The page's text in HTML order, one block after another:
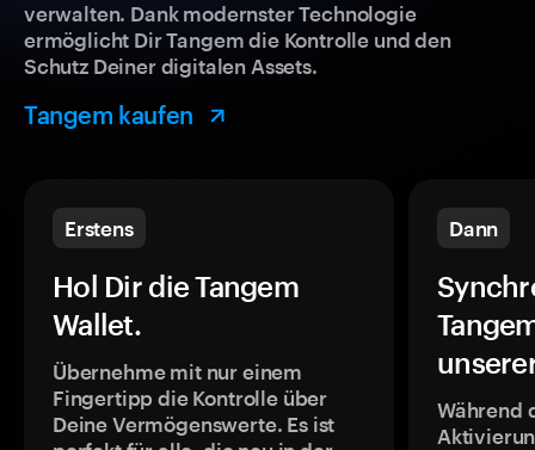
verwalten. Dank modernster Technologie
ermöglicht Dir Tangem die Kontrolle und den
Schutz Deiner digitalen Assets.
Tangem kaufen
Erstens
Hol Dir die Tangem
Wallet.
Übernehme mit nur einem
Fingertipp die Kontrolle über
Deine Vermögenswerte. Es ist
Dann
Während